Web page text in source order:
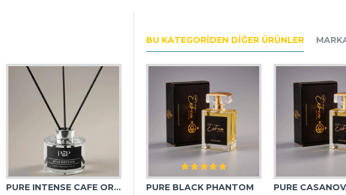
PURE INTENSE CAFE ORTAM KOKUSU
BU KATEGORIDEN DIĞER ÜRÜNLER
PURE BLACK AFGANO PURE BLACK PHANTOM PURE